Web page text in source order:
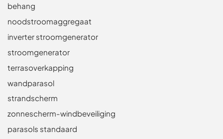
behang
noodstroomaggregaat
inverter stroomgenerator
stroomgenerator
terrasoverkapping
wandparasol
strandscherm
zonnescherm-windbeveiliging
parasols standaard